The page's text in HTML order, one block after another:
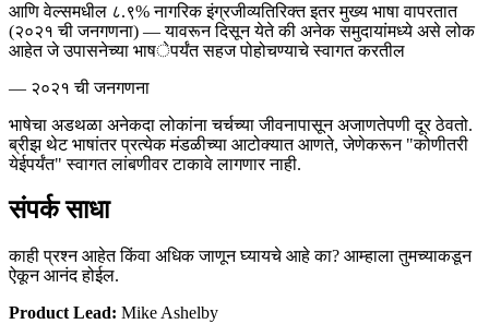
आणि वेल्समधील ८.९% नागरिक इंग्रजीव्यतिरिक्त इतर मुख्य भाषा वापरतात
(२०२१ ची जनगणना) — यावरून दिसून येते की अनेक समुदायांमध्ये असे लोक
आहेत जे उपासनेच्या भाषेपर्यंत सहज पोहोचण्याचे स्वागत करतील
— २०२१ ची जनगणना
भाषेचा अडथळा अनेकदा लोकांना चर्चच्या जीवनापासून अजाणतेपणी दूर ठेवतो.
ब्रीझ थेट भाषांतर प्रत्येक मंडळीच्या आटोक्यात आणते, जेणेकरून "कोणीतरी
येईपर्यंत" स्वागत लांबणीवर टाकावे लागणार नाही.
संपर्क साधा
काही प्रश्न आहेत किंवा अधिक जाणून घ्यायचे आहे का? आम्हाला तुमच्याकडून
ऐकून आनंद होईल.
Product Lead: Mike Ashelby